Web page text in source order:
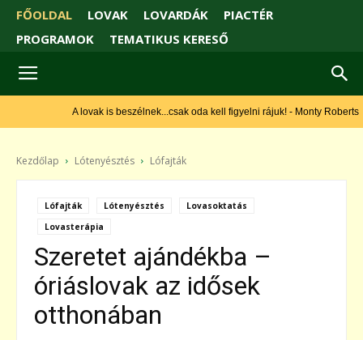
FŐOLDAL LOVAK LOVARDÁK
PIACTÉR
PROGRAMOK
TEMATIKUS KERESŐ
A lovak is beszélnek...csak oda kell figyelni rájuk! - Monty Roberts
Kezdőlap Lótenyésztés Lófajták
Lófajták Lótenyésztés
Lovasoktatás
Lovasterápia
Szeretet ajándékba –
óriáslovak az idősek
otthonában